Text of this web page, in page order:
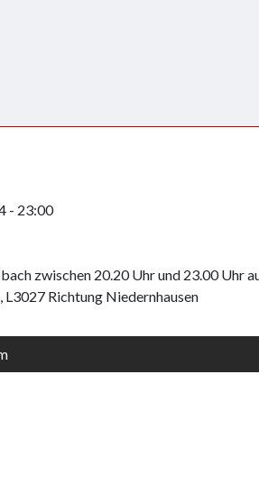
- 23:00
zwischen 20.20 Uhr und 23.00 Uhr
Richtung Niedernhausen